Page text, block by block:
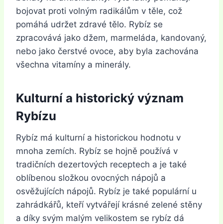
bojovat proti volným radikálům v těle, což
pomáhá udržet zdravé tělo. Rybíz se
zpracovává jako džem, marmeláda, kandovaný,
nebo jako čerstvé ovoce, aby byla zachována
všechna vitamíny a minerály.
Kulturní a historický význam
Rybízu
Rybíz má kulturní a historickou hodnotu v
mnoha zemích. Rybíz se hojně používá v
tradičních dezertových receptech a je také
oblíbenou složkou ovocných nápojů a
osvěžujících nápojů. Rybíz je také populární u
zahrádkářů, kteří vytvářejí krásné zelené stěny
a díky svým malým velikostem se rybíz dá